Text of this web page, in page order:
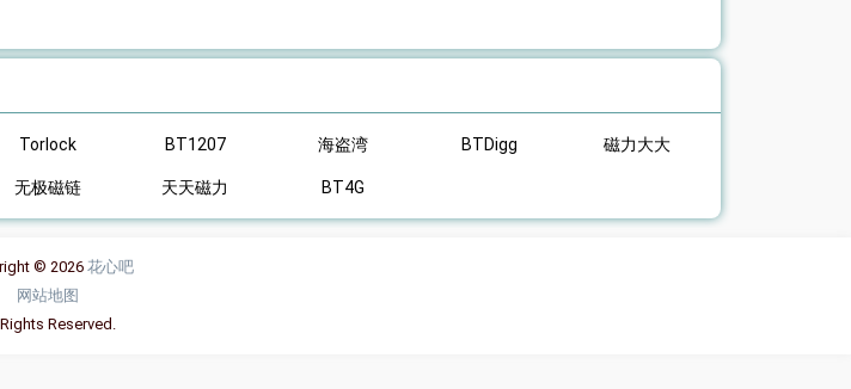
Torlock BT1207 海盗湾 BTDigg 磁力大大
无极磁链 天天磁力 BT4G
© 2026 花心吧
网站地图
Reserved.